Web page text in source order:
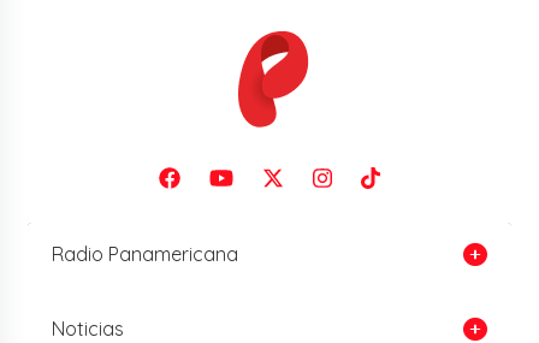
Radio Panamericana
Noticias